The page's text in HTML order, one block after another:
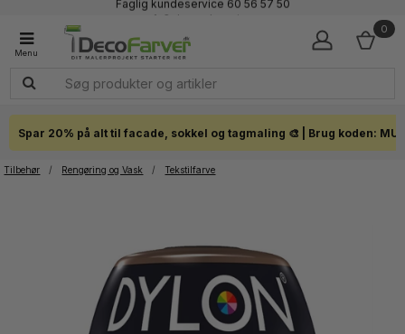
Faglig kundeservice 60 56 57 50
Click & Collect i hele landet
0
Spar 20% på alt til facade, sokkel og tagmaling 🎨 | Brug koden:
Tilbehør / Rengøring og Vask / Tekstilfarve